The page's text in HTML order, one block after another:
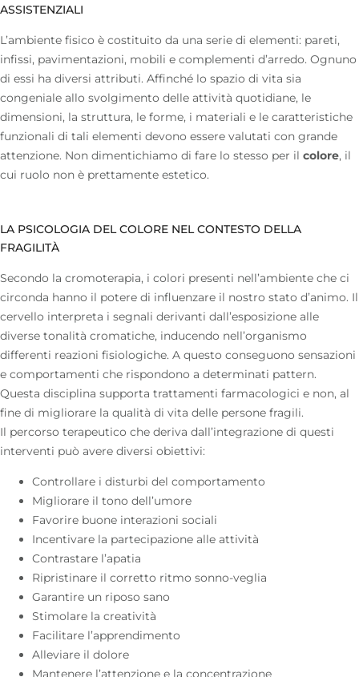
ASSISTENZIALI
L’ambiente fisico è costituito da una serie di elementi: pareti,
infissi, pavimentazioni, mobili e complementi d’arredo. Ognuno
di essi ha diversi attributi. Affinché lo spazio di vita sia
congeniale allo svolgimento delle attività quotidiane, le
dimensioni, la struttura, le forme, i materiali e le caratteristiche
funzionali di tali elementi devono essere valutati con grande
attenzione. Non dimentichiamo di fare lo stesso per il colore, il
cui ruolo non è prettamente estetico.
LA PSICOLOGIA DEL COLORE NEL CONTESTO DELLA
FRAGILITÀ
Secondo la cromoterapia, i colori presenti nell’ambiente che ci
circonda hanno il potere di influenzare il nostro stato d’animo. Il
cervello interpreta i segnali derivanti dall’esposizione alle
diverse tonalità cromatiche, inducendo nell’organismo
differenti reazioni fisiologiche. A questo conseguono sensazioni
e comportamenti che rispondono a determinati pattern.
Questa disciplina supporta trattamenti farmacologici e non, al
fine di migliorare la qualità di vita delle persone fragili.
Il percorso terapeutico che deriva dall’integrazione di questi
interventi può avere diversi obiettivi:
Controllare i disturbi del comportamento
Migliorare il tono dell’umore
Favorire buone interazioni sociali
Incentivare la partecipazione alle attività
Contrastare l’apatia
Ripristinare il corretto ritmo sonno-veglia
Garantire un riposo sano
Stimolare la creatività
Facilitare l’apprendimento
Alleviare il dolore
Mantenere l’attenzione e la concentrazione